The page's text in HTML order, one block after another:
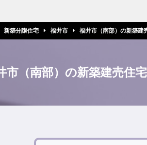
新築分譲住宅 福井市 福井市（南部）の新築建
市（南部）の新築建売住